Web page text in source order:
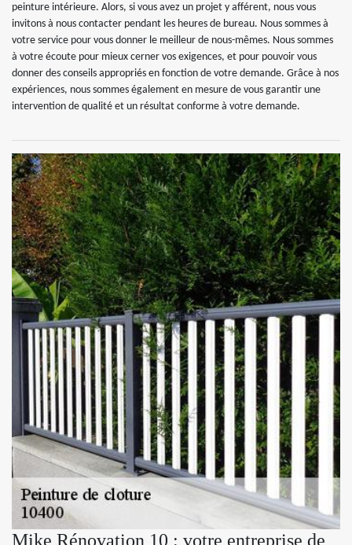
peinture intérieure. Alors, si vous avez un projet y afférent, nous vous
invitons à nous contacter pendant les heures de bureau. Nous sommes à
votre service pour vous donner le meilleur de nous-mêmes. Nous sommes
à votre écoute pour mieux cerner vos exigences, et pour pouvoir vous
donner des conseils appropriés en fonction de votre demande. Grâce à nos
expériences, nous sommes également en mesure de vous garantir une
intervention de qualité et un résultat conforme à votre demande.
Mike Rénovation 10 : votre entreprise de